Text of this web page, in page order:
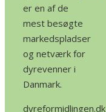
er en af de
mest besøgte
markedspladser
og netværk for
dyrevenner i
Danmark.
dyreformidlingen.dk